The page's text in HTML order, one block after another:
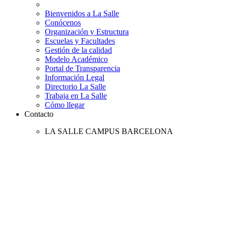
Bienvenidos a La Salle
Conócenos
Organización y Estructura
Escuelas y Facultades
Gestión de la calidad
Modelo Académico
Portal de Transparencia
Información Legal
Directorio La Salle
Trabaja en La Salle
Cómo llegar
Contacto
LA SALLE CAMPUS BARCELONA